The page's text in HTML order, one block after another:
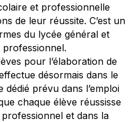
et professionnelle
de leur réussite. C’est un
du lycée général et
pour l’élaboration de
désormais dans le
dédié prévu dans l’emploi
chaque élève réussisse
et dans la